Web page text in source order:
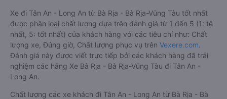
Xe đi Tân An - Long An từ Bà Rịa - Bà Rịa-Vũng Tàu tốt nhất
được phân loại chất lượng dựa trên đánh giá từ 1 đến 5 (1: tệ
nhất, 5: tốt nhất) của khách hàng với các tiêu chí như: Chất
lượng xe, Đúng giờ, Chất lượng phục vụ trên Vexere.com.
Đánh giá này được viết trực tiếp bởi các khách hàng đã trải
nghiệm các hãng Xe Bà Rịa - Bà Rịa-Vũng Tàu đi Tân An -
Long An.
Chất lượng các xe khách đi Tân An - Long An từ Bà Rịa - Bà